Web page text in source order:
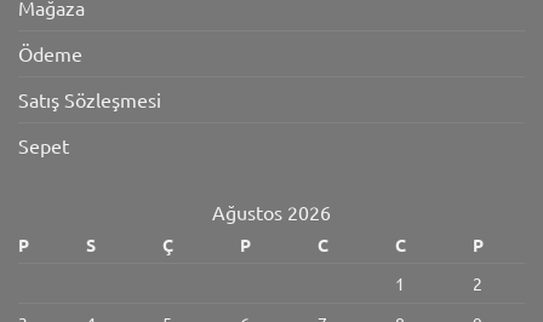
Mağaza
Ödeme
Satış Sözleşmesi
Sepet
Ağustos 2026
P S Ç P C C
P
1
2